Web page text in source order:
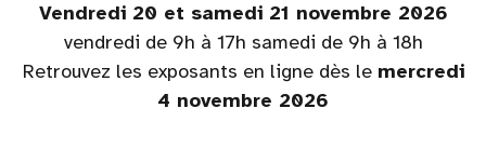
Vendredi 20 et samedi 21 novembre 2026
vendredi de 9h à 17h samedi de 9h à 18h
Retrouvez les exposants en ligne dès le mercredi
4 novembre 2026